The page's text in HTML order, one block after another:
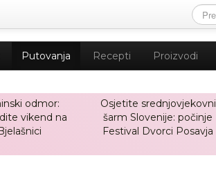
Putovanja Recepti Proizvodi
odmor:
vikend na
Osjetite srednjovjekovni
šarm Slovenije: počinje
Festival Dvorci Posavja